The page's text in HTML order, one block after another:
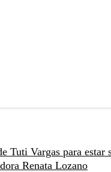
Tuti Vargas para estar
Renata Lozano